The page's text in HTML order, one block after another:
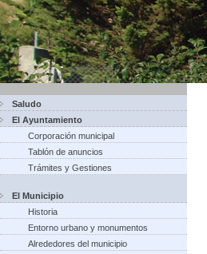
Saludo
El Ayuntamiento
Corporación municipal
Tablón de anuncios
Trámites y Gestiones
El Municipio
Historia
Entorno urbano y monumentos
Alrededores del municipio